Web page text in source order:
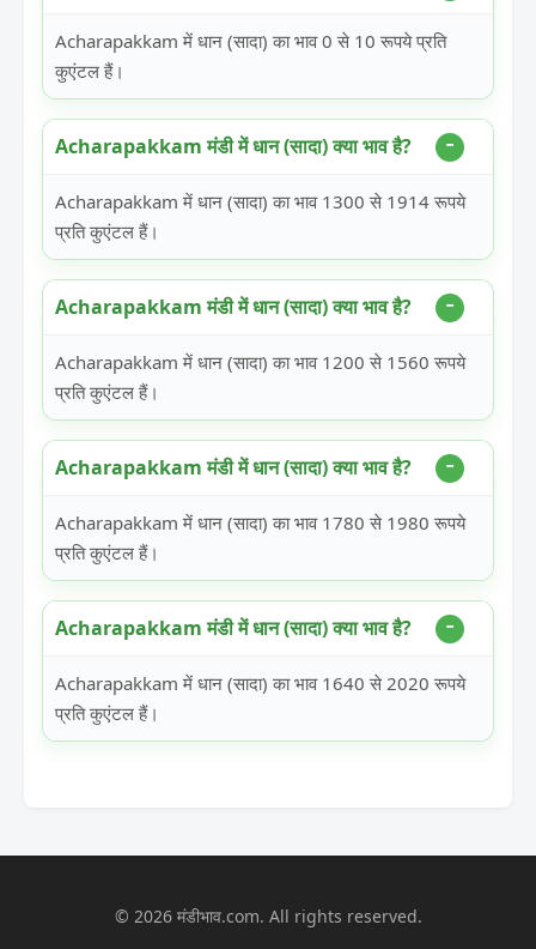
Acharapakkam में धान (सादा) का भाव 0 से 10 रूपये प्रति
कुएंटल हैं।
Acharapakkam मंडी में धान (सादा) क्या भाव है?
Acharapakkam में धान (सादा) का भाव 1300 से 1914 रूपये
प्रति कुएंटल हैं।
Acharapakkam मंडी में धान (सादा) क्या भाव है?
Acharapakkam में धान (सादा) का भाव 1200 से 1560 रूपये
प्रति कुएंटल हैं।
Acharapakkam मंडी में धान (सादा) क्या भाव है?
Acharapakkam में धान (सादा) का भाव 1780 से 1980 रूपये
प्रति कुएंटल हैं।
Acharapakkam मंडी में धान (सादा) क्या भाव है?
Acharapakkam में धान (सादा) का भाव 1640 से 2020 रूपये
प्रति कुएंटल हैं।
© 2026 मंडीभाव.com. All rights reserved.